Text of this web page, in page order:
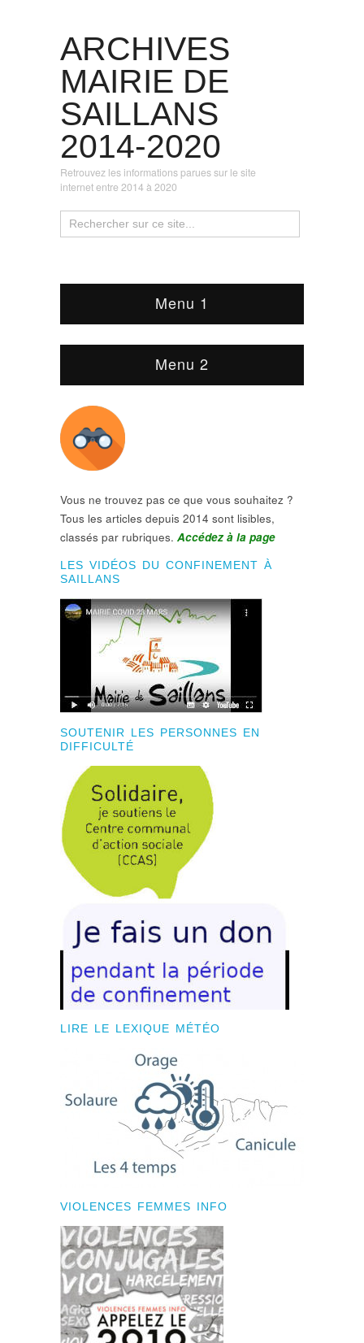
ARCHIVES
MAIRIE DE
SAILLANS
2014-2020
Retrouvez les informations parues sur le site
internet entre 2014 à 2020
Menu 1
Menu 2
Vous ne trouvez pas ce que vous souhaitez ?
Tous les articles depuis 2014 sont lisibles,
classés par rubriques. Accédez à la page
LES VIDÉOS DU CONFINEMENT À
SAILLANS
SOUTENIR LES PERSONNES EN
DIFFICULTÉ
LIRE LE LEXIQUE MÉTÉO
VIOLENCES FEMMES INFO